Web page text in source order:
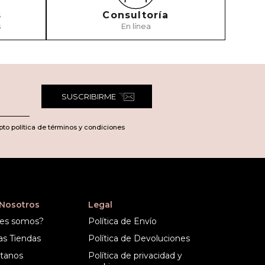
Consultoría
En línea
SUSCRIBIRME
política de términos y condiciones
somos?
Tiendas
Legal
Política de Envío
Política de Devoluciones
Política de privacidad y